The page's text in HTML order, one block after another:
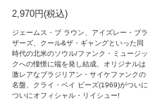
2,970円(税込)
ジェームス・ブ ラウン、アイズレー・ブラ
ザーズ、クール&ザ・ギャングといった同
時代の北米のソウル/ファンク・ミュージッ
クへの憧憬に端を発し結成、オリジナルは
激レアなブラジリアン・サイケファンクの
名盤、クライ・ベイ ビーズ(1969)がついに
ついにオフィシャル・リイシュー!